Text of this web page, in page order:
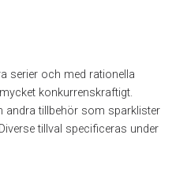
serier och med rationella
konkurrenskraftigt.
andra tillbehör som sparklister
tillval specificeras under